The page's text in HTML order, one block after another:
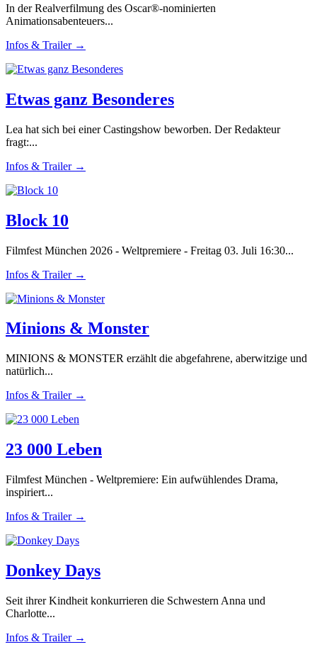
In der Realverfilmung des Oscar®-nominierten
Animationsabenteuers...
Infos & Trailer →
Etwas ganz Besonderes
Lea hat sich bei einer Castingshow beworben. Der Redakteur
fragt:...
Infos & Trailer →
Block 10
Filmfest München 2026 - Weltpremiere - Freitag 03. Juli 16:30...
Infos & Trailer →
Minions & Monster
MINIONS & MONSTER erzählt die abgefahrene, aberwitzige und
natürlich...
Infos & Trailer →
23 000 Leben
Filmfest München - Weltpremiere: Ein aufwühlendes Drama,
inspiriert...
Infos & Trailer →
Donkey Days
Seit ihrer Kindheit konkurrieren die Schwestern Anna und
Charlotte...
Infos & Trailer →